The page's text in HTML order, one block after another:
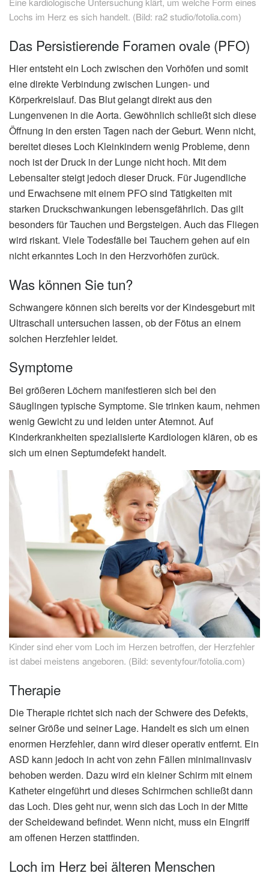
Lochs im Herz es sich handelt. (Bild: ra2 studio/fotolia.com)
Das Persistierende Foramen ovale (PFO)
Hier entsteht ein Loch zwischen den Vorhöfen und somit
eine direkte Verbindung zwischen Lungen- und
Körperkreislauf. Das Blut gelangt direkt aus den
Lungenvenen in die Aorta. Gewöhnlich schließt sich diese
Öffnung in den ersten Tagen nach der Geburt. Wenn nicht,
bereitet dieses Loch Kleinkindern wenig Probleme, denn
noch ist der Druck in der Lunge nicht hoch. Mit dem
Lebensalter steigt jedoch dieser Druck. Für Jugendliche
und Erwachsene mit einem PFO sind Tätigkeiten mit
starken Druckschwankungen lebensgefährlich. Das gilt
besonders für Tauchen und Bergsteigen. Auch das Fliegen
wird riskant. Viele Todesfälle bei Tauchern gehen auf ein
nicht erkanntes Loch in den Herzvorhöfen zurück.
Was können Sie tun?
Schwangere können sich bereits vor der Kindesgeburt mit
Ultraschall untersuchen lassen, ob der Fötus an einem
solchen Herzfehler leidet.
Symptome
Bei größeren Löchern manifestieren sich bei den
Säuglingen typische Symptome. Sie trinken kaum, nehmen
wenig Gewicht zu und leiden unter Atemnot. Auf
Kinderkrankheiten spezialisierte Kardiologen klären, ob es
sich um einen Septumdefekt handelt.
Kinder sind eher vom Loch im Herzen betroffen, der Herzfehler
ist dabei meistens angeboren. (Bild: seventyfour/fotolia.com)
Therapie
Die Therapie richtet sich nach der Schwere des Defekts,
seiner Größe und seiner Lage. Handelt es sich um einen
enormen Herzfehler, dann wird dieser operativ entfernt. Ein
ASD kann jedoch in acht von zehn Fällen minimalinvasiv
behoben werden. Dazu wird ein kleiner Schirm mit einem
Katheter eingeführt und dieses Schirmchen schließt dann
das Loch. Dies geht nur, wenn sich das Loch in der Mitte
der Scheidewand befindet. Wenn nicht, muss ein Eingriff
am offenen Herzen stattfinden.
Loch im Herz bei älteren Menschen